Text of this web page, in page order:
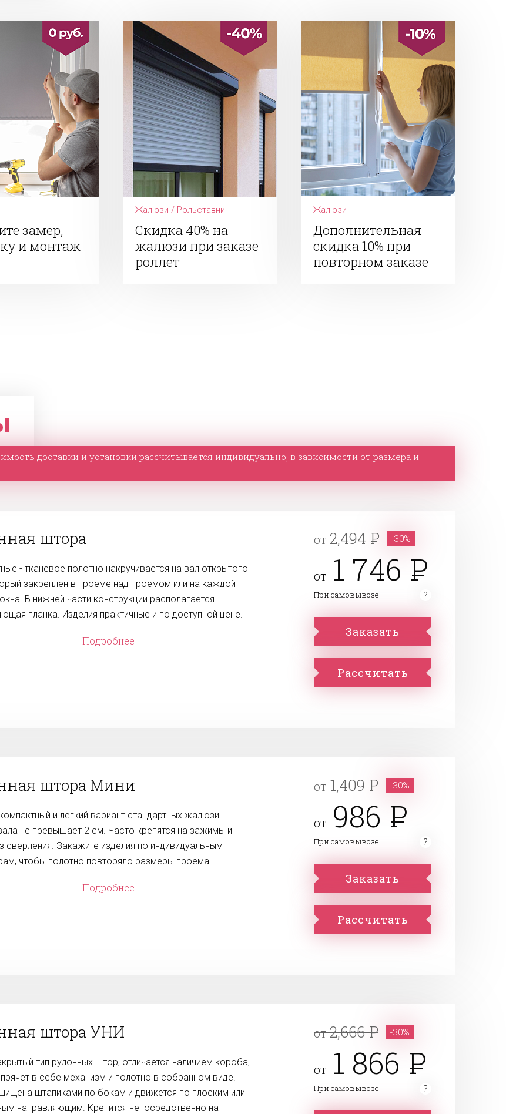
замер,
и монтаж
Жалюзи / Рольставни
Скидка 40% на
жалюзи при заказе
роллет
Жалюзи
Дополнительная
скидка 10% при
повторном заказе
доставки и установки рассчитывается индивидуально, в зависимости от размера и
штора
- тканевое полотно накручивается на вал открытого
закреплен в проеме над проемом или на каждой
В нижней части конструкции располагается
планка. Изделия практичные и по доступной цене.
Подробнее
от2,494 -30%
от 1 746
При самовывозе
Заказать
Рассчитать
штора Мини
и легкий вариант стандартных жалюзи.
не превышает 2 см. Часто крепятся на зажимы и
сверления. Закажите изделия по индивидуальным
чтобы полотно повторяло размеры проема.
Подробнее
от1,409 -30%
от 986
При самовывозе
Заказать
Рассчитать
штора УНИ
тип рулонных штор, отличается наличием короба,
в себе механизм и полотно в собранном виде.
штапиками по бокам и движется по плоским или
направляющим. Крепится непосредственно на
от2,666 -30%
от 1 866
При самовывозе